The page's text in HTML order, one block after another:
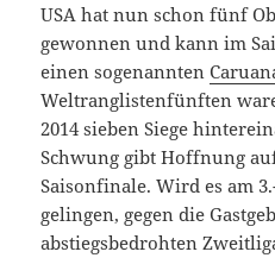
USA hat nun schon fünf
gewonnen und kann im
einen sogenannten
Weltranglistenfünften
2014 sieben Siege
Schwung gibt Hoffnung
Saisonfinale. Wird es am
gelingen, gegen die
abstiegsbedrohten